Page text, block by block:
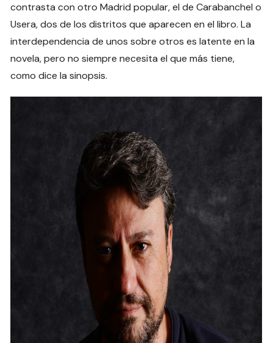
contrasta con otro Madrid popular, el de Carabanchel o
Usera, dos de los distritos que aparecen en el libro. La
interdependencia de unos sobre otros es latente en la
novela, pero no siempre necesita el que más tiene,
como dice la sinopsis.